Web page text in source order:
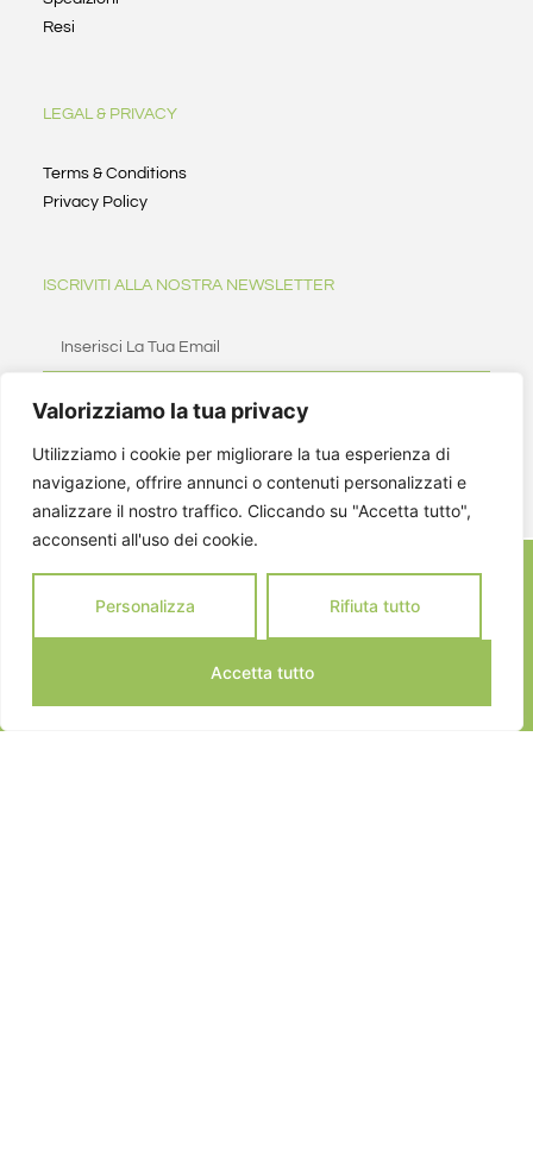
Valorizziamo la tua privacy
Utilizziamo i cookie per migliorare la tua esperienza di
navigazione, offrire annunci o contenuti personalizzati e
analizzare il nostro traffico. Cliccando su "Accetta tutto",
acconsenti all'uso dei cookie.
Personalizza Rifiuta tutto
Accetta tutto
Resi
LEGAL & PRIVACY
Terms & Conditions
Privacy Policy
ISCRIVITI ALLA NOSTRA NEWSLETTER